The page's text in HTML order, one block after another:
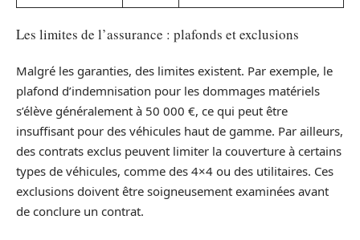
Les limites de l’assurance : plafonds et exclusions
Malgré les garanties, des limites existent. Par exemple, le
plafond d’indemnisation pour les dommages matériels
s’élève généralement à 50 000 €, ce qui peut être
insuffisant pour des véhicules haut de gamme. Par ailleurs,
des contrats exclus peuvent limiter la couverture à certains
types de véhicules, comme des 4×4 ou des utilitaires. Ces
exclusions doivent être soigneusement examinées avant
de conclure un contrat.